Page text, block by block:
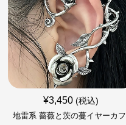
¥3,450 (税込)
地雷系 薔薇と茨の蔓イヤーカフ